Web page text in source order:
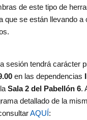
de este tipo de
que se están llevando a
sesión tendrá carácter
en las dependencias
Sala 2 del Pabellón 6.
detallado de la
AQUÍ: